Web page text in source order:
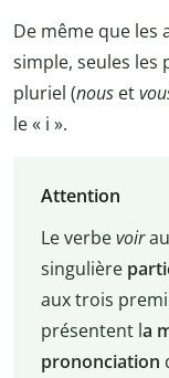
De même que les
simple, seules les
pluriel (nous et
le « i ».
Attention
Le verbevoir
singulière
aux trois
présentent la
prononciation